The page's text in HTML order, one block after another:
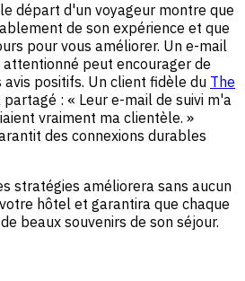
départ d'un voyageur montre que
de son expérience et que
pour vous améliorer. Un e-mail
attentionné peut encourager de
positifs. Un client fidèle du The
: « Leur e-mail de suivi m'a
vraiment ma clientèle. »
des connexions durables
stratégies améliorera sans aucun
hôtel et garantira que chaque
beaux souvenirs de son séjour.